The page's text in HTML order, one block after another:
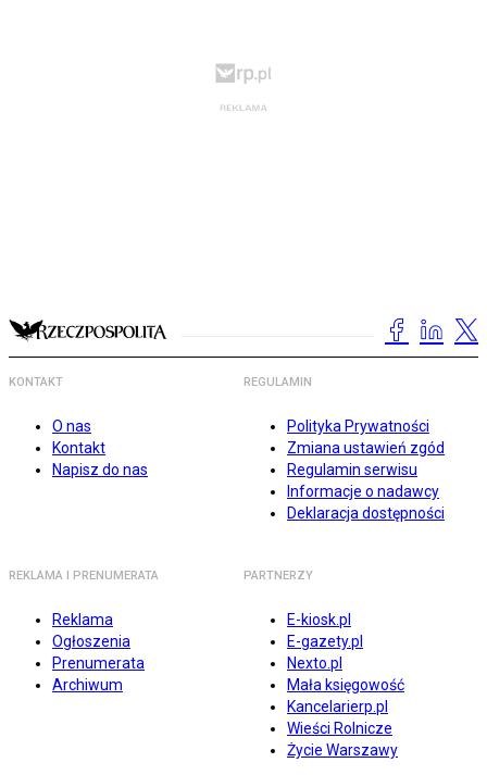
KONTAKT
O nas
Kontakt
Napisz do nas
REGULAMIN
Polityka Prywatności
Zmiana ustawień zgód
Regulamin serwisu
Informacje o nadawcy
Deklaracja dostępności
REKLAMA I PRENUMERATA
Reklama
Ogłoszenia
Prenumerata
Archiwum
PARTNERZY
E-kiosk.pl
E-gazety.pl
Nexto.pl
Mała księgowość
Kancelarierp.pl
Wieści Rolnicze
Życie Warszawy